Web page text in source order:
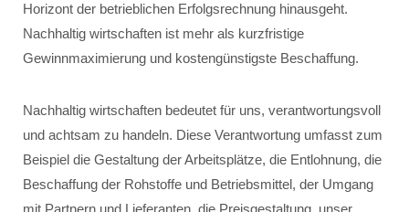
Horizont der betrieblichen Erfolgsrechnung hinausgeht.
Nachhaltig wirtschaften ist mehr als kurzfristige
Gewinnmaximierung und kostengünstigste Beschaffung.
Nachhaltig wirtschaften bedeutet für uns, verantwortungsvoll
und achtsam zu handeln. Diese Verantwortung umfasst zum
Beispiel die Gestaltung der Arbeitsplätze, die Entlohnung, die
Beschaffung der Rohstoffe und Betriebsmittel, der Umgang
mit Partnern und Lieferanten, die Preisgestaltung, unser